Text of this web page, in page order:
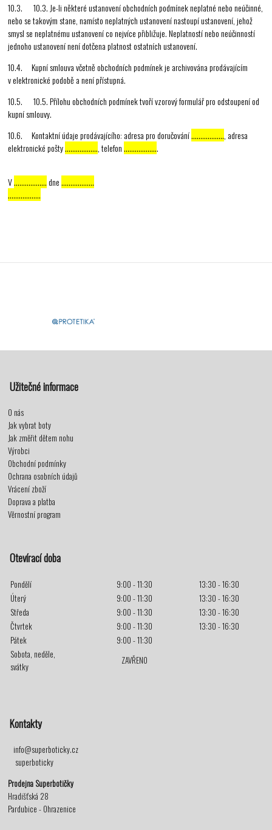
10.3. 10.3. Je-li některé ustanovení obchodních podmínek neplatné nebo neúčinné,
nebo se takovým stane, namísto neplatných ustanovení nastoupí ustanovení, jehož
smysl se neplatnému ustanovení co nejvíce přibližuje. Neplatností nebo neúčinností
jednoho ustanovení není dotčena platnost ostatních ustanovení.
10.4. Kupní smlouva včetně obchodních podmínek je archivována prodávajícím
v elektronické podobě a není přístupná.
10.5. 10.5. Přílohu obchodních podmínek tvoří vzorový formulář pro odstoupení od
kupní smlouvy.
10.6. Kontaktní údaje prodávajícího: adresa pro doručování………………, adresa
elektronické pošty………………, telefon ……………….
V………………dne ………………
………………
Užitečné informace
O nás
Jak vybrat boty
Jak změřit dětem nohu
Výrobci
Obchodní podmínky
Ochrana osobních údajů
Vrácení zboží
Doprava a platba
Věrnostní program
Otevírací doba
Pondělí 9:00 - 11:30
13:30 - 16:30
Úterý
9:00 - 11:30
13:30 - 16:30
Středa
9:00 - 11:30
13:30 - 16:30
Čtvrtek
9:00 - 11:30
13:30 - 16:30
Pátek
9:00 - 11:30
Sobota, neděle,
svátky
ZAVŘENO
Kontakty
info@superboticky.cz
superboticky
Prodejna Superbotičky
Hradišťská 28
Pardubice - Ohrazenice